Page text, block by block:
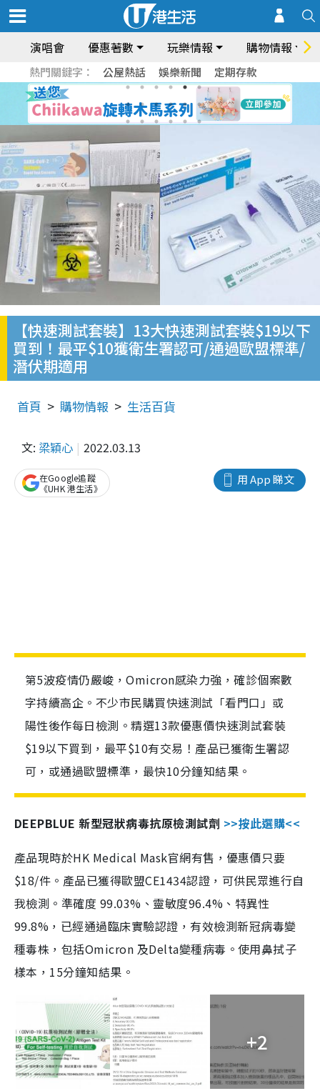
演唱會 優惠著數 玩樂情報 購物情報
熱門關鍵字： 公屋熱話 娛樂新聞 定期存款
【快速測試套裝】13大快速測試套裝$19以下
買到！最平$10獲衛生署認可/通過歐盟標準/
潛伏期適用
首頁 購物情報 生活百貨
文: 梁穎心 2022.03.13
用 App 睇文
在Google追蹤
《UHK 港生活》
第5波疫情仍嚴峻，Omicron感染力強，確診個案數
字持續高企。不少市民購買快速測試「看門口」或
陽性後作每日檢測。精選13款優惠價快速測試套裝
$19以下買到，最平$10有交易！產品已獲衛生署認
可，或通過歐盟標準，最快10分鐘知結果。
DEEPBLUE 新型冠狀病毒抗原檢測試劑 >>按此選購<<
產品現時於HK Medical Mask官網有售，優惠價只要
$18/件。產品已獲得歐盟CE1434認證，可供民眾進行自
我檢測。準確度 99.03%、靈敏度96.4%、特異性
99.8%，已經通過臨床實驗認證，有效檢測新冠病毒變
種毒株，包括Omicron 及Delta變種病毒。使用鼻拭子
樣本，15分鐘知結果。
+2